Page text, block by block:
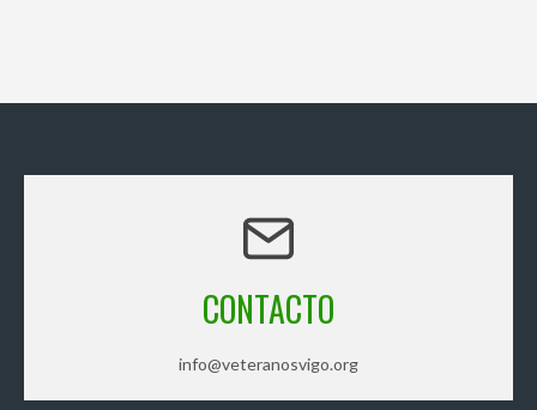
CONTACTO
info@veteranosvigo.org